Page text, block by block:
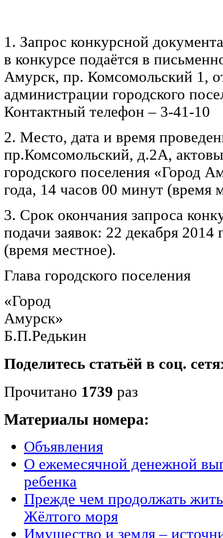
1. Запрос конкурсной
в конкурсе подаётся в
Амурск, пр. Комсомольский 1,
администрации городского
Контактный телефон – 3-41-10
2. Место, дата и время
пр.Комсомольский, д.2А,
городского поселения «Город
года, 14 часов 00 минут (время
3. Срок окончания запроса
подачи заявок: 22 декабря 2014
(время местное).
Глава городского поселения
«Город
Б.П.Редькин
Поделитесь статьёй в соц.
Прочитано 1739 раз
Материалы номера:
Объявления
О ежемесячной денежной
ребенка
Прежде чем продолжать
Жёлтого моря
Имущество и земля –